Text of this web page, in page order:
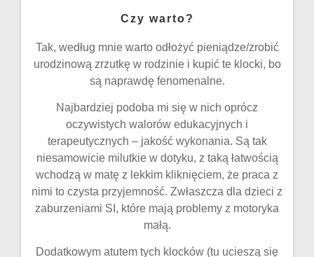
Czy warto?
Tak, według mnie warto odłożyć pieniądze/zrobić
urodzinową zrzutkę w rodzinie i kupić te klocki, bo
są naprawdę fenomenalne.
Najbardziej podoba mi się w nich oprócz
oczywistych walorów edukacyjnych i
terapeutycznych – jakość wykonania. Są tak
niesamowicie milutkie w dotyku, z taką łatwością
wchodzą w matę z lekkim kliknięciem, że praca z
nimi to czysta przyjemność. Zwłaszcza dla dzieci z
zaburzeniami SI, które mają problemy z motoryka
małą.
Dodatkowym atutem tych klocków (tu ucieszą się